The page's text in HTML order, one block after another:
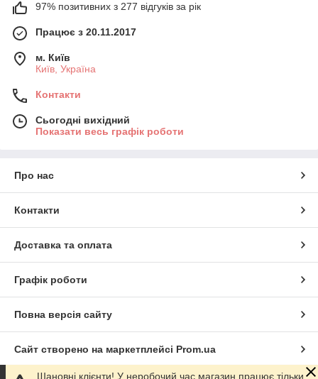
97% позитивних з 277 відгуків за рік
Працює з 20.11.2017
м. Київ
Київ, Україна
Контакти
Сьогодні вихідний
Показати весь графік роботи
Про нас
Контакти
Доставка та оплата
Графік роботи
Повна версія сайту
Сайт створено на маркетплейсі Prom.ua
Шановні клієнти! У неробочий час магазин працює тільки